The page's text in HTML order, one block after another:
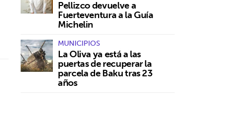
Pellizco devuelve a
Fuerteventura a la Guía
Michelin
MUNICIPIOS
La Oliva ya está a las
puertas de recuperar la
parcela de Baku tras 23
años